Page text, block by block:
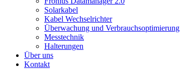
Solarkabel
Kabel Wechselrichter
Überwachung und Verbrauchsoptimierung
Messtechnik
Halterungen
Über uns
Kontakt